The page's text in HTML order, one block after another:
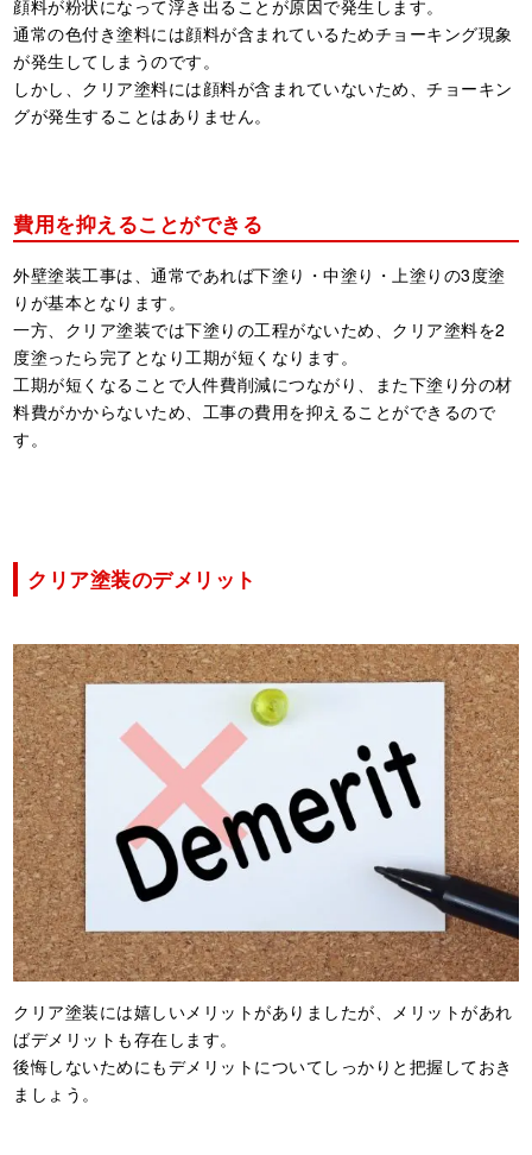
顔料が粉状になって浮き出ることが原因で発生します。
通常の色付き塗料には顔料が含まれているためチョーキング現象
が発生してしまうのです。
しかし、クリア塗料には顔料が含まれていないため、チョーキン
グが発生することはありません。
費用を抑えることができる
外壁塗装工事は、通常であれば下塗り・中塗り・上塗りの3度塗
りが基本となります。
一方、クリア塗装では下塗りの工程がないため、クリア塗料を2
度塗ったら完了となり工期が短くなります。
工期が短くなることで人件費削減につながり、また下塗り分の材
料費がかからないため、工事の費用を抑えることができるので
す。
クリア塗装のデメリット
クリア塗装には嬉しいメリットがありましたが、メリットがあれ
ばデメリットも存在します。
後悔しないためにもデメリットについてしっかりと把握しておき
ましょう。